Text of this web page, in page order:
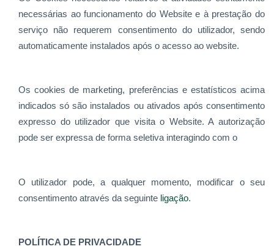
necessárias ao funcionamento do Website e à prestação do
serviço não requerem consentimento do utilizador, sendo
automaticamente instalados após o acesso ao website.
Os cookies de marketing, preferências e estatísticos acima
indicados só são instalados ou ativados após consentimento
expresso do utilizador que visita o Website. A autorização
pode ser expressa de forma seletiva interagindo com o
O utilizador pode, a qualquer momento, modificar o seu
consentimento através da seguinte ligação.
POLÍTICA DE PRIVACIDADE